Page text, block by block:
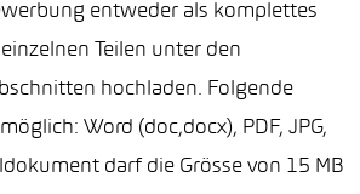
entweder als komplettes
Teilen unter den
hochladen. Folgende
Word (doc,docx), PDF, JPG,
darf die Grösse von 15 MB